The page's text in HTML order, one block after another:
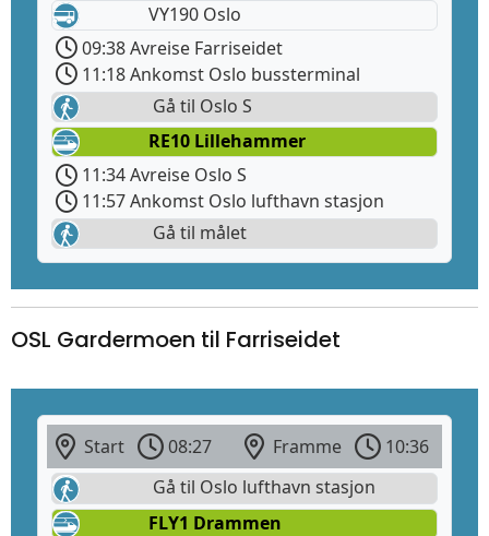
VY190 Oslo
09:38 Avreise Farriseidet
11:18 Ankomst Oslo bussterminal
Gå til Oslo S
RE10 Lillehammer
11:34 Avreise Oslo S
11:57 Ankomst Oslo lufthavn stasjon
Gå til målet
OSL Gardermoen til Farriseidet
Start 08:27 Framme
10:36
Gå til Oslo lufthavn stasjon
FLY1 Drammen